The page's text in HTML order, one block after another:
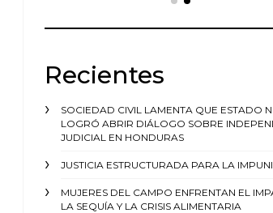
Recientes
SOCIEDAD CIVIL LAMENTA QUE ESTADO
LOGRÓ ABRIR DIÁLOGO SOBRE
JUDICIAL EN HONDURAS
JUSTICIA ESTRUCTURADA PARA LA
MUJERES DEL CAMPO ENFRENTAN EL
LA SEQUÍA Y LA CRISIS ALIMENTARIA